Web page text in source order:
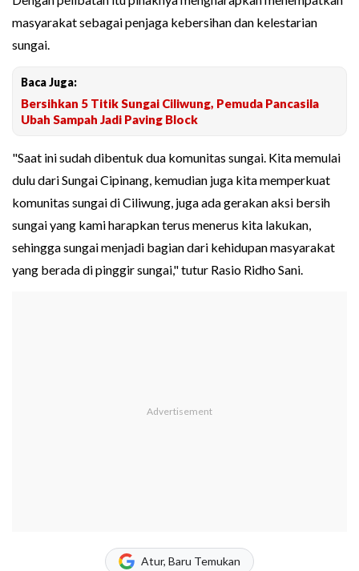
masyarakat sebagai penjaga kebersihan dan kelestarian
sungai.
Baca Juga:
Bersihkan 5 Titik Sungai Ciliwung, Pemuda Pancasila
Ubah Sampah Jadi Paving Block
"Saat ini sudah dibentuk dua komunitas sungai. Kita memulai
dulu dari Sungai Cipinang, kemudian juga kita memperkuat
komunitas sungai di Ciliwung, juga ada gerakan aksi bersih
sungai yang kami harapkan terus menerus kita lakukan,
sehingga sungai menjadi bagian dari kehidupan masyarakat
yang berada di pinggir sungai," tutur Rasio Ridho Sani.
Atur, Baru Temukan